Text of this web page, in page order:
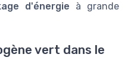
d'énergie à grande
vert dans le